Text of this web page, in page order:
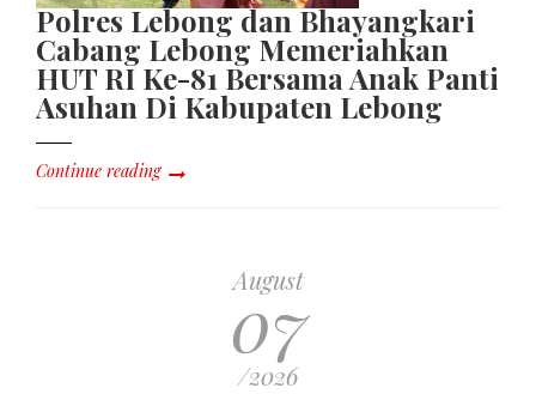
Polres Lebong dan Bhayangkari
Cabang Lebong Memeriahkan
HUT RI Ke-81 Bersama Anak Panti
Asuhan Di Kabupaten Lebong
Continue reading
August
07
/2026